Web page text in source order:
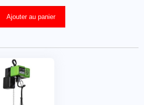
Ajouter au panier